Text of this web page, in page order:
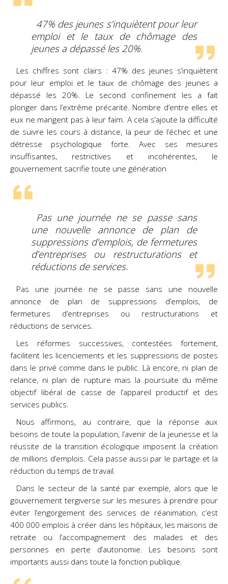
47% des jeunes s’inquiètent pour leur
emploi et le taux de chômage des
jeunes a dépassé les 20%.
Les chiffres sont clairs : 47% des jeunes s’inquiètent
pour leur emploi et le taux de chômage des jeunes a
dépassé les 20%. Le second confinement les a fait
plonger dans l’extrême précarité. Nombre d’entre elles et
eux ne mangent pas à leur faim. A cela s’ajoute la difficulté
de suivre les cours à distance, la peur de l’échec et une
détresse psychologique forte. Avec ses mesures
insuffisantes, restrictives et incohérentes, le
gouvernement sacrifie toute une génération
Pas une journée ne se passe sans
une nouvelle annonce de plan de
suppressions d’emplois, de fermetures
d’entreprises ou restructurations et
réductions de services.
Pas une journée ne se passe sans une nouvelle
annonce de plan de suppressions d’emplois, de
fermetures d’entreprises ou restructurations et
réductions de services.
Les réformes successives, contestées fortement,
facilitent les licenciements et les suppressions de postes
dans le privé comme dans le public. Là encore, ni plan de
relance, ni plan de rupture mais la poursuite du même
objectif libéral de casse de l’appareil productif et des
services publics.
Nous affirmons, au contraire, que la réponse aux
besoins de toute la population, l’avenir de la jeunesse et la
réussite de la transition écologique imposent la création
de millions d’emplois. Cela passe aussi par le partage et la
réduction du temps de travail.
Dans le secteur de la santé par exemple, alors que le
gouvernement tergiverse sur les mesures à prendre pour
éviter l’engorgement des services de réanimation, c’est
400 000 emplois à créer dans les hôpitaux, les maisons de
retraite ou l’accompagnement des malades et des
personnes en perte d’autonomie. Les besoins sont
importants aussi dans toute la fonction publique.